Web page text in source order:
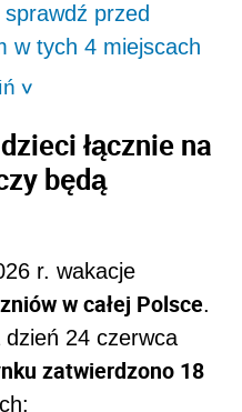
przed
w tych 4 miejscach
>
łącznie na
będą
r. wakacje
w całej Polsce.
dzień 24 czerwca
zatwierdzono 18